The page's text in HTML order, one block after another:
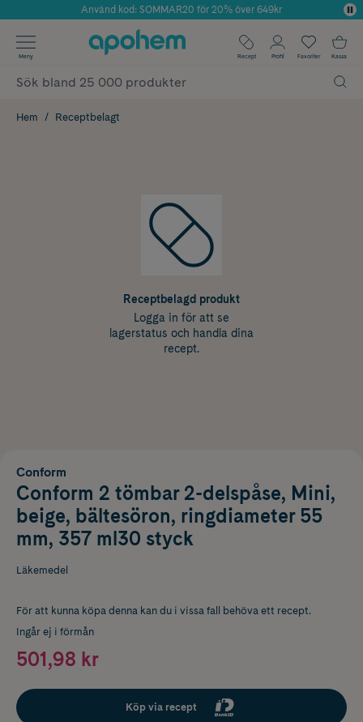
Årets Butik 2025 inom Skönhet
Använd kod: SOMMAR20 för 20% över 649kr
✓ Fri frakt
✓ Poäng på alla köp*
Meny Recept Profil Favoriter Kassa
Hem Receptbelagt
Receptbelagd produkt
Logga in för att se
lagerstatus och handla dina
recept.
Conform
Conform 2 tömbar 2-delspåse, Mini,
beige, bältesöron, ringdiameter 55
mm, 357 ml30 styck
Läkemedel
För att kunna köpa denna kan du i vissa fall behöva ett recept.
Ingår ej i förmån
501,98 kr
Köp via recept